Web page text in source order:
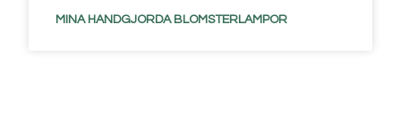
MINA HANDGJORDA BLOMSTERLAMPOR